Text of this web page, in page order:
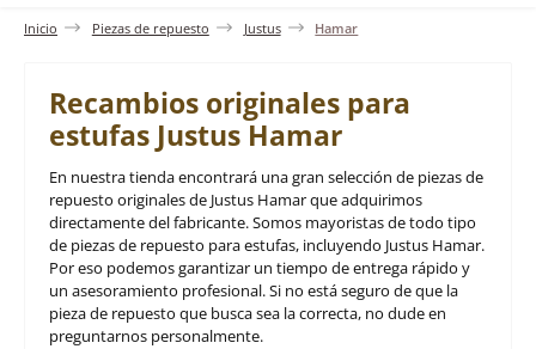
Inicio Piezas de repuesto Justus Hamar
Recambios originales para
estufas Justus Hamar
En nuestra tienda encontrará una gran selección de piezas de
repuesto originales de Justus Hamar que adquirimos
directamente del fabricante. Somos mayoristas de todo tipo
de piezas de repuesto para estufas, incluyendo Justus Hamar.
Por eso podemos garantizar un tiempo de entrega rápido y
un asesoramiento profesional. Si no está seguro de que la
pieza de repuesto que busca sea la correcta, no dude en
preguntarnos personalmente.